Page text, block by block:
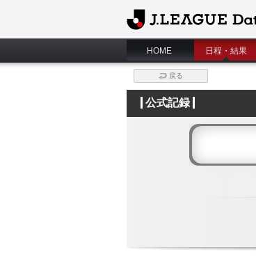
J.League Data Site
HOME 日程・結果
戻る
公式記録